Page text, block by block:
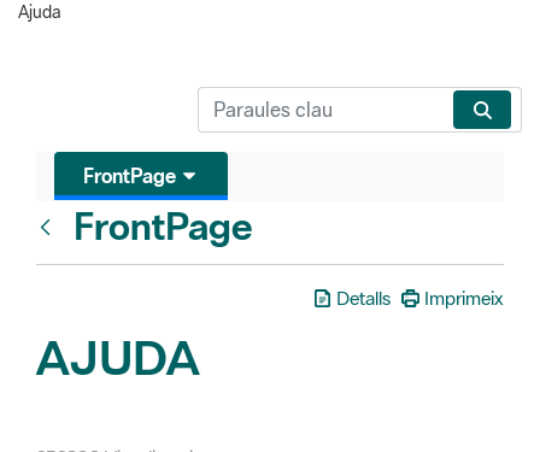
Ajuda
FrontPage
FrontPage
Detalls Imprimeix
AJUDA